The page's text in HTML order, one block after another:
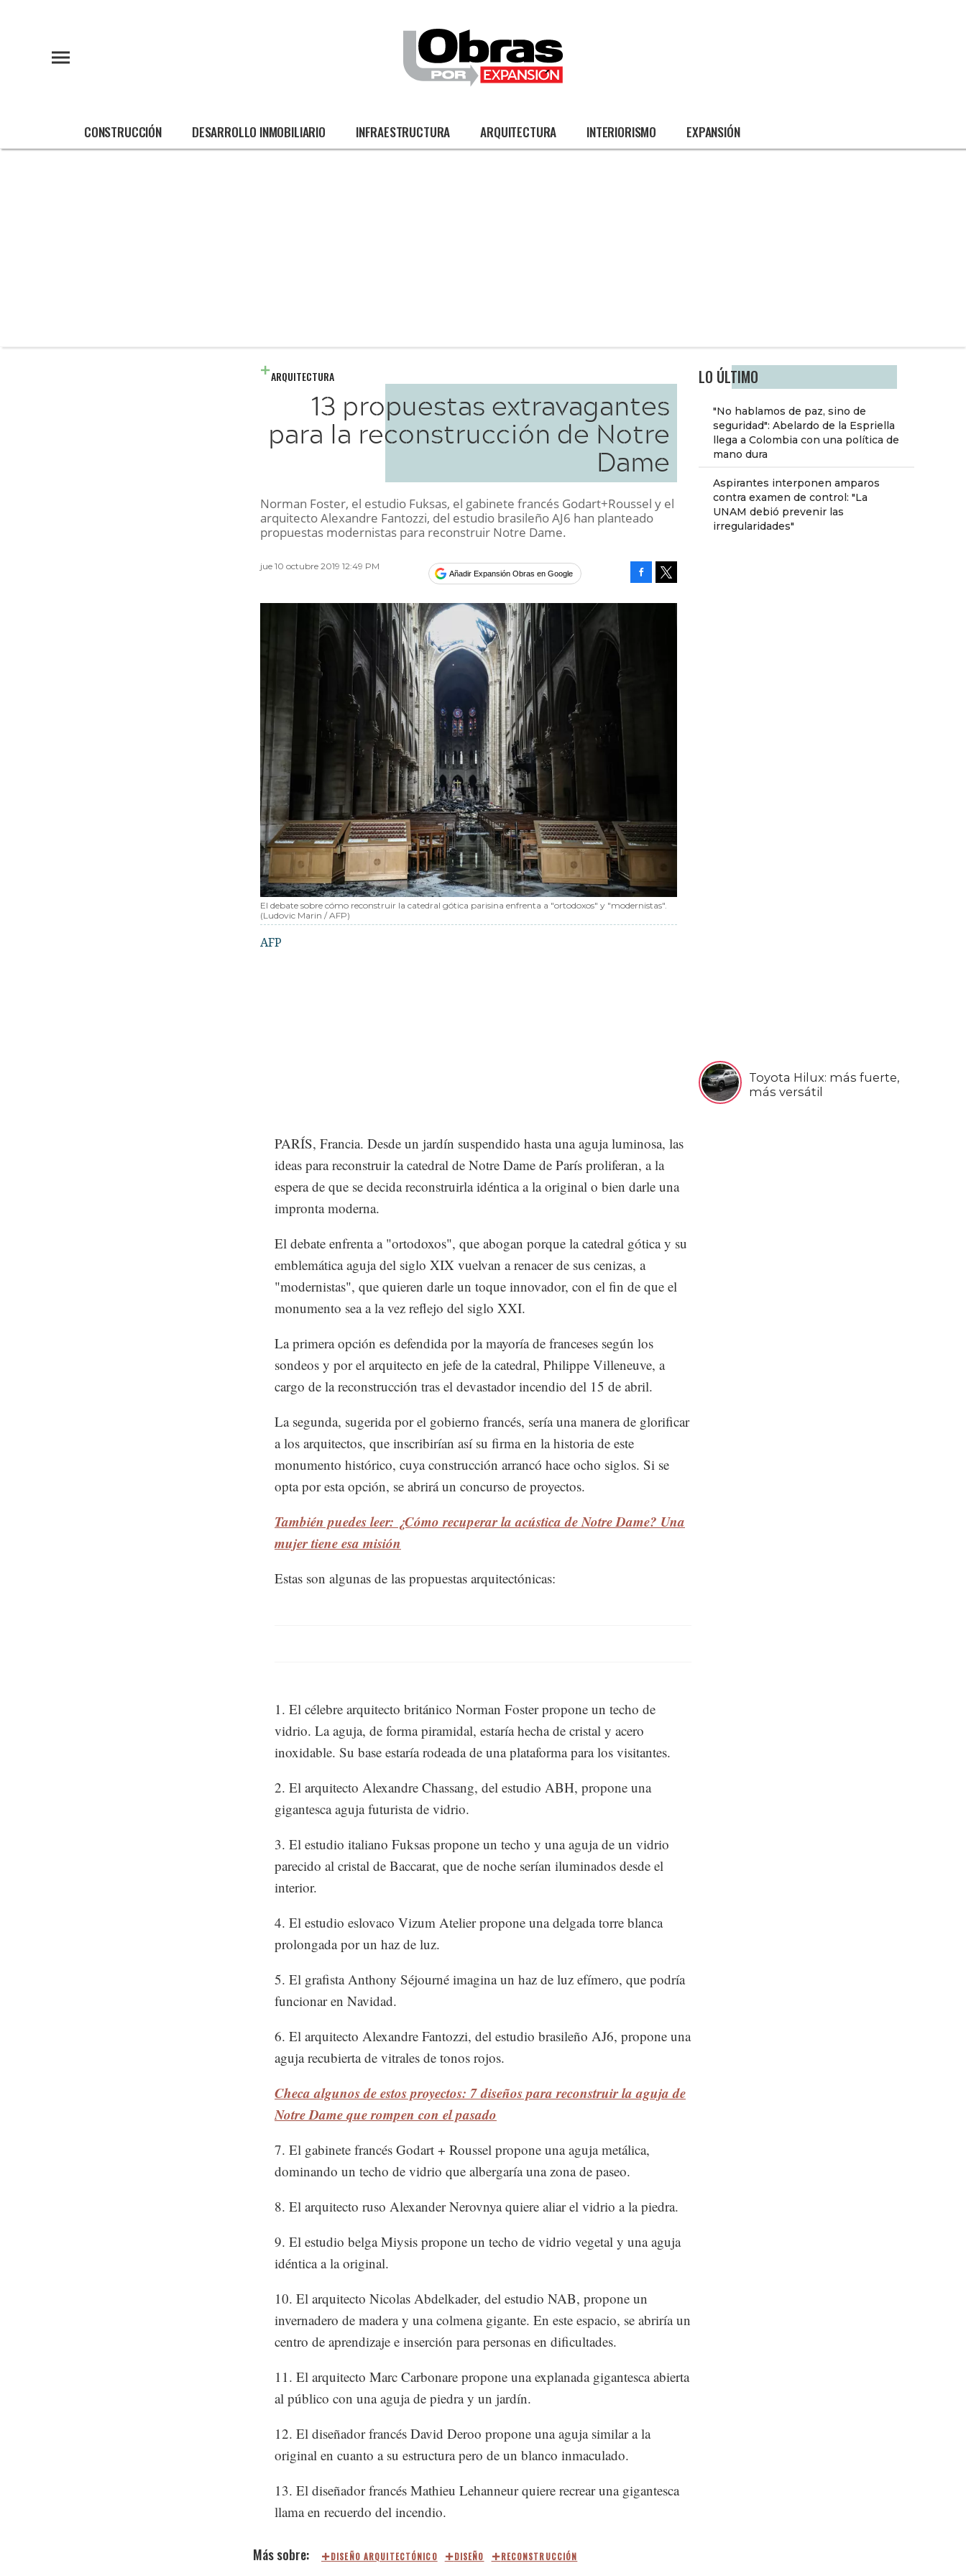
CONSTRUCCIÓN DESARROLLO INMOBILIARIO INFRAESTRUCTURA ARQUITECTURA INTERIORISMO EXPANSIÓN
LO ÚLTIMO
"No hablamos de paz, sino de
seguridad": Abelardo de la Espriella
llega a Colombia con una política de
mano dura
Aspirantes interponen amparos
contra examen de control: "La
UNAM debió prevenir las
irregularidades"
Toyota Hilux: más fuerte,
más versátil
ARQUITECTURA
13 propuestas extravagantes
para la reconstrucción de Notre
Dame
Norman Foster, el estudio Fuksas, el gabinete francés Godart+Roussel y el
arquitecto Alexandre Fantozzi, del estudio brasileño AJ6 han planteado
propuestas modernistas para reconstruir Notre Dame.
jue 10 octubre 2019 12:49 PM
Añadir Expansión Obras en Google
El debate sobre cómo reconstruir la catedral gótica parisina enfrenta a "ortodoxos" y "modernistas".
(Ludovic Marin / AFP)
AFP
PARÍS, Francia. Desde un jardín suspendido hasta una aguja luminosa, las
ideas para reconstruir la catedral de Notre Dame de París proliferan, a la
espera de que se decida reconstruirla idéntica a la original o bien darle una
impronta moderna.
El debate enfrenta a "ortodoxos", que abogan porque la catedral gótica y su
emblemática aguja del siglo XIX vuelvan a renacer de sus cenizas, a
"modernistas", que quieren darle un toque innovador, con el fin de que el
monumento sea a la vez reflejo del siglo XXI.
La primera opción es defendida por la mayoría de franceses según los
sondeos y por el arquitecto en jefe de la catedral, Philippe Villeneuve, a
cargo de la reconstrucción tras el devastador incendio del 15 de abril.
La segunda, sugerida por el gobierno francés, sería una manera de glorificar
a los arquitectos, que inscribirían así su firma en la historia de este
monumento histórico, cuya construcción arrancó hace ocho siglos. Si se
opta por esta opción, se abrirá un concurso de proyectos.
También puedes leer: ¿Cómo recuperar la acústica de Notre Dame? Una
mujer tiene esa misión
Estas son algunas de las propuestas arquitectónicas:
1. El célebre arquitecto británico Norman Foster propone un techo de
vidrio. La aguja, de forma piramidal, estaría hecha de cristal y acero
inoxidable. Su base estaría rodeada de una plataforma para los visitantes.
2. El arquitecto Alexandre Chassang, del estudio ABH, propone una
gigantesca aguja futurista de vidrio.
3. El estudio italiano Fuksas propone un techo y una aguja de un vidrio
parecido al cristal de Baccarat, que de noche serían iluminados desde el
interior.
4. El estudio eslovaco Vizum Atelier propone una delgada torre blanca
prolongada por un haz de luz.
5. El grafista Anthony Séjourné imagina un haz de luz efímero, que podría
funcionar en Navidad.
6. El arquitecto Alexandre Fantozzi, del estudio brasileño AJ6, propone una
aguja recubierta de vitrales de tonos rojos.
Checa algunos de estos proyectos: 7 diseños para reconstruir la aguja de
Notre Dame que rompen con el pasado
7. El gabinete francés Godart + Roussel propone una aguja metálica,
dominando un techo de vidrio que albergaría una zona de paseo.
8. El arquitecto ruso Alexander Nerovnya quiere aliar el vidrio a la piedra.
9. El estudio belga Miysis propone un techo de vidrio vegetal y una aguja
idéntica a la original.
10. El arquitecto Nicolas Abdelkader, del estudio NAB, propone un
invernadero de madera y una colmena gigante. En este espacio, se abriría un
centro de aprendizaje e inserción para personas en dificultades.
11. El arquitecto Marc Carbonare propone una explanada gigantesca abierta
al público con una aguja de piedra y un jardín.
12. El diseñador francés David Deroo propone una aguja similar a la
original en cuanto a su estructura pero de un blanco inmaculado.
13. El diseñador francés Mathieu Lehanneur quiere recrear una gigantesca
llama en recuerdo del incendio.
DISEÑO ARQUITECTÓNICO DISEÑO RECONSTRUCCIÓN